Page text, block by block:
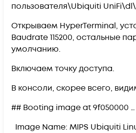
пользователя\Ubiquiti
Открываем HyperTerminal,
Baudrate 115200, остальные
умолчанию.
Включаем точку доступа.
В консоли, скорее всего,
## Booting image at 9f050000 …
Image Name: MIPS Ubiquiti